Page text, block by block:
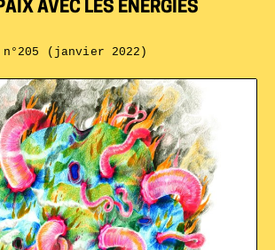
AVEC LES ÉNERGIES
(janvier 2022)